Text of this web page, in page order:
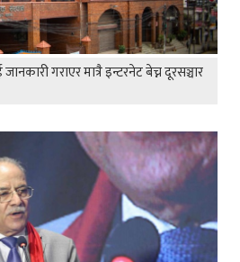
गराएर मात्रै इन्टरनेट बेच्न दूरसञ्चार